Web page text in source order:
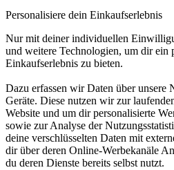
Personalisiere dein Einkaufserlebnis
Nur mit deiner individuellen
und weitere Technologien, um dir ein
Einkaufserlebnis zu bieten.
Dazu erfassen wir Daten über unsere
Geräte. Diese nutzen wir zur
Website und um dir personalisierte
sowie zur Analyse der
deine verschlüsselten Daten mit
dir über deren Online-Werbekanäle
du deren Dienste bereits selbst nutzt.